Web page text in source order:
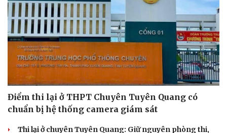
Điểm thi lại ở THPT Chuyên Tuyên Quang có
chuẩn bị hệ thống camera giám sát
Thi lại ở chuyên Tuyên Quang: Giữ nguyên phòng thi,